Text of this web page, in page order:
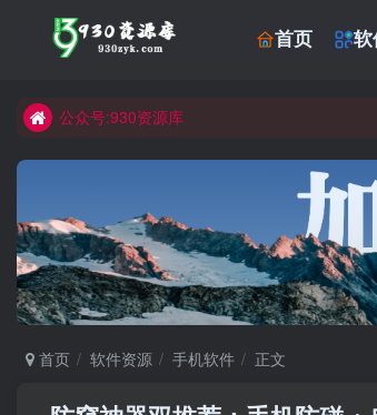
首页 软
公众号:930资源库
首页 软件资源 手机软件 正文